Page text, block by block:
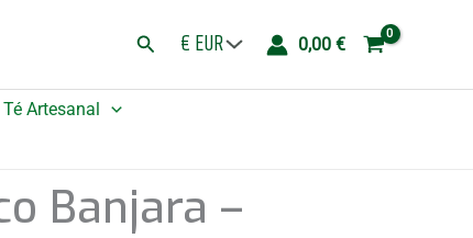
Buscar 0,00 €
Té Artesanal
Banjara –
de